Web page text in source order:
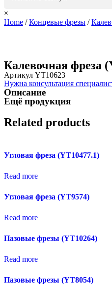
×
Home /Концевые фрезы /
Калевочная фреза
Артикул YT10623
Нужна консультация
Описание
Ещё продукция
Related products
Угловая фреза (YT10477.1)
Read more
Угловая фреза (YT9574)
Read more
Пазовые фрезы (YT10264)
Read more
Пазовые фрезы (YT8054)